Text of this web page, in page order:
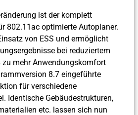
ist der komplett
802.11ac optimierte Autoplaner.
von ESS und ermöglicht
bei reduziertem
mehr Anwendungskomfort
8.7 eingeführte
für verschiedene
Identische Gebäudestrukturen,
etc. lassen sich nun